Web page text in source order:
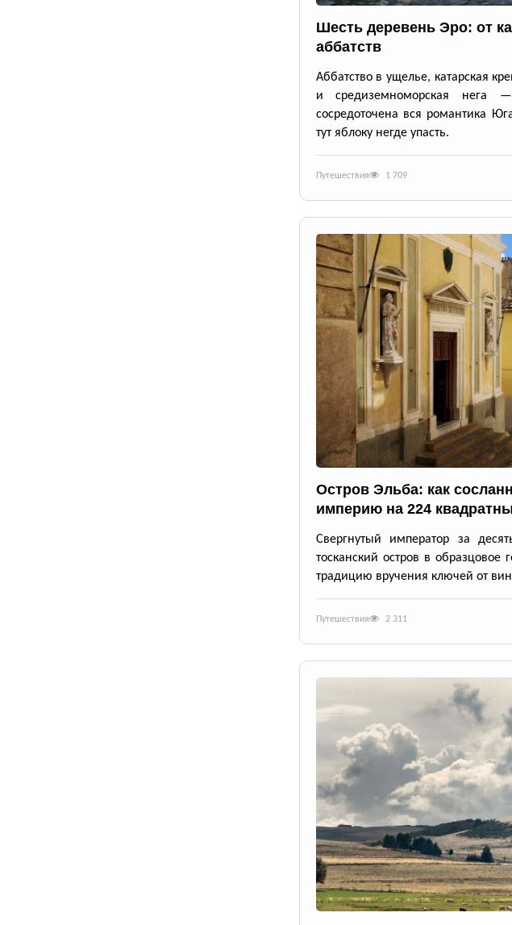
Шесть деревень Эро: от
аббатств
Аббатство в ущелье, катарская
и средиземноморская нега
сосредоточена вся романтика
тут яблоку негде упасть.
Путешествия 1 709
Остров Эльба: как
империю на 224
Свергнутый император за
тосканский остров в образцовое
традицию вручения ключей от
Путешествия 2 311